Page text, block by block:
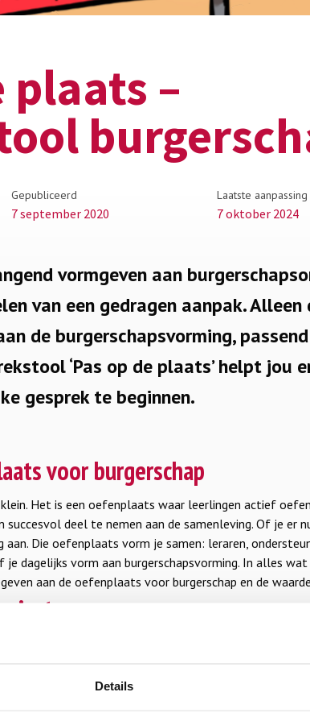
Details
plaats –
Gepubliceerd
7 september 2020
Laatste aanpassing
7 oktober 2024
vormgeven aan
van een gedragen aanpak. Alleen
de burgerschapsvorming,
‘Pas op de plaats’ helpt jou
gesprek te beginnen.
voor burgerschap
Het is een oefenplaats waar leerlingen actief
succesvol deel te nemen aan de samenleving. Of je er
Die oefenplaats vorm je samen: leraren,
dagelijks vorm aan burgerschapsvorming. In alles
aan de oefenplaats voor burgerschap en de
aan burgerschapsonderwijs vraagt dus meer dan
Dit vraagt om het ontwikkelen van een gedragen